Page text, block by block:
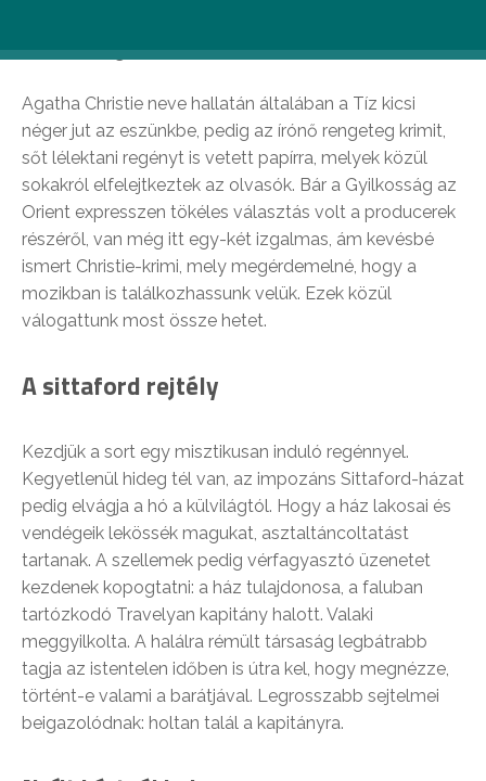
miből válogatni…
Agatha Christie neve hallatán általában a Tíz kicsi
néger jut az eszünkbe, pedig az írónő rengeteg krimit,
sőt lélektani regényt is vetett papírra, melyek közül
sokakról elfelejtkeztek az olvasók. Bár a Gyilkosság az
Orient expresszen tökéles választás volt a producerek
részéről, van még itt egy-két izgalmas, ám kevésbé
ismert Christie-krimi, mely megérdemelné, hogy a
mozikban is találkozhassunk velük. Ezek közül
válogattunk most össze hetet.
A sittaford rejtély
Kezdjük a sort egy misztikusan induló regénnyel.
Kegyetlenül hideg tél van, az impozáns Sittaford-házat
pedig elvágja a hó a külvilágtól. Hogy a ház lakosai és
vendégeik lekössék magukat, asztaltáncoltatást
tartanak. A szellemek pedig vérfagyasztó üzenetet
kezdenek kopogtatni: a ház tulajdonosa, a faluban
tartózkodó Travelyan kapitány halott. Valaki
meggyilkolta. A halálra rémült társaság legbátrabb
tagja az istentelen időben is útra kel, hogy megnézze,
történt-e valami a barátjával. Legrosszabb sejtelmei
beigazolódnak: holtan talál a kapitányra.